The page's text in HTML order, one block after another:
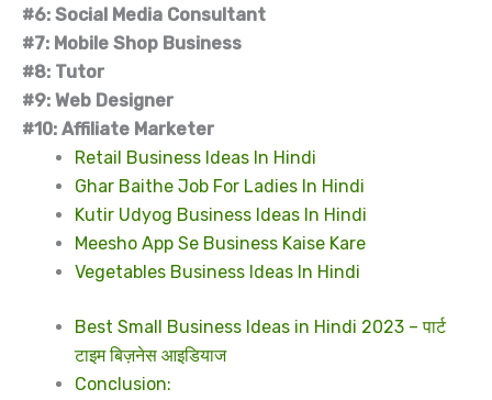
#6: Social Media Consultant
#7: Mobile Shop Business
#8: Tutor
#9: Web Designer
#10: Affiliate Marketer
Retail Business Ideas In Hindi
Ghar Baithe Job For Ladies In Hindi
Kutir Udyog Business Ideas In Hindi
Meesho App Se Business Kaise Kare
Vegetables Business Ideas In Hindi
Best Small Business Ideas in Hindi 2023 – पार्ट
टाइम बिज़नेस आइडियाज
Conclusion: